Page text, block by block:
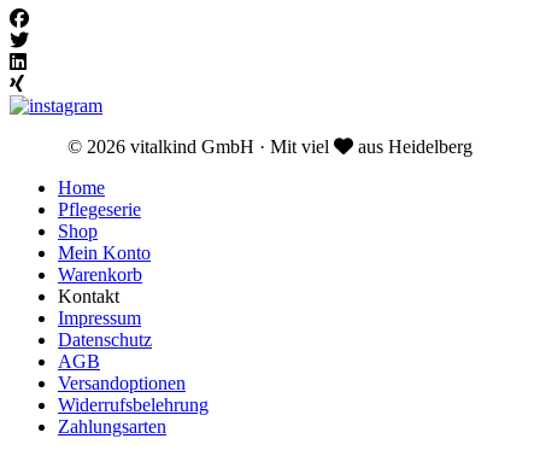
© 2026 vitalkind GmbH · Mit viel
aus Heidelberg
Home
Pflegeserie
Shop
Mein Konto
Warenkorb
Kontakt
Impressum
Datenschutz
AGB
Versandoptionen
Widerrufsbelehrung
Zahlungsarten